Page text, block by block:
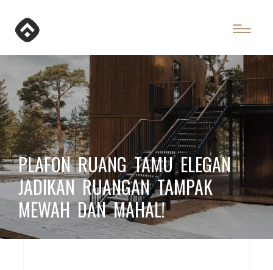
PLAFON RUANG TAMU ELEGAN
JADIKAN RUANGAN TAMPAK
MEWAH DAN MAHAL!